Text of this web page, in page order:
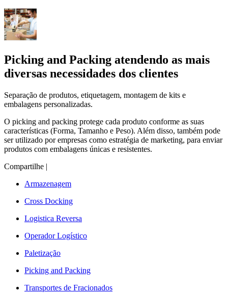
Picking and Packing atendendo as mais
diversas necessidades dos clientes
Separação de produtos, etiquetagem, montagem de kits e
embalagens personalizadas.
O picking and packing protege cada produto conforme as suas
características (Forma, Tamanho e Peso). Além disso, também pode
ser utilizado por empresas como estratégia de marketing, para enviar
produtos com embalagens únicas e resistentes.
Compartilhe |
Armazenagem
Cross Docking
Logistica Reversa
Operador Logístico
Paletização
Picking and Packing
Transportes de Fracionados